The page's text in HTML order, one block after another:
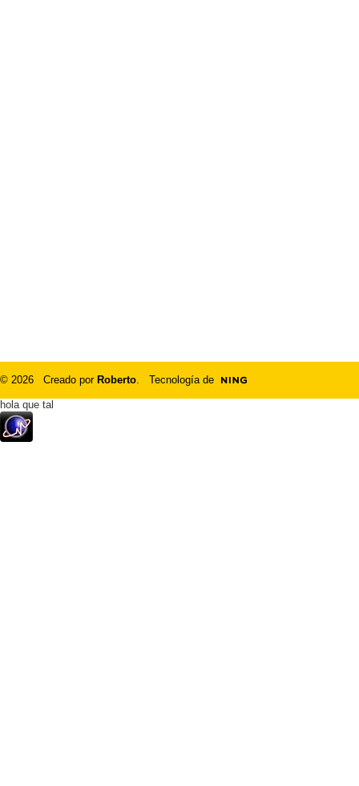
© 2026 Creado por Roberto. Tecnología de
hola que tal